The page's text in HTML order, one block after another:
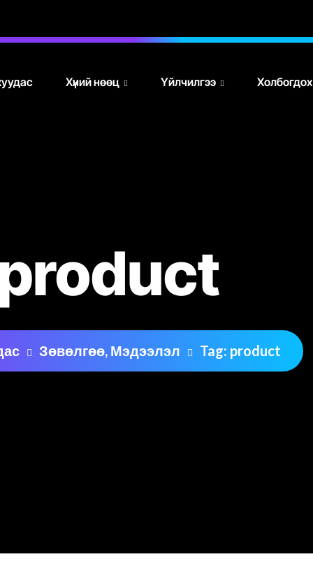
Хүний нөөц Үйлчилгээ Холбогдох
Зөвөлгөө, Мэдээлэл Tag: product